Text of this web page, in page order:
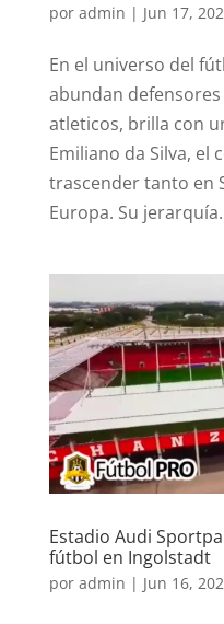
por admin | Jun 17,
En el universo del
abundan
atleticos, brilla con
Emiliano da Silva, el
trascender tanto en
Europa. Su
Estadio Audi
fútbol en Ingolstadt
por admin | Jun 16,